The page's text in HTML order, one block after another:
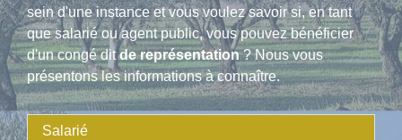
sein d'une instance et vous voulez savoir si, en tant
que salarié ou agent public, vous pouvez bénéficier
d'un congé ditde représentation? Nous vous
présentons les informations à connaître.
Salarié